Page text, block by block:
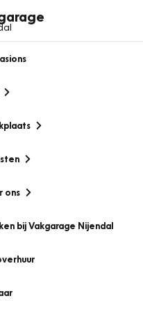
ons
bij Vakgarage Nijendal